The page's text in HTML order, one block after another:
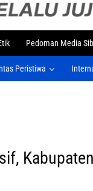
Pedoman Media
Peristiwa